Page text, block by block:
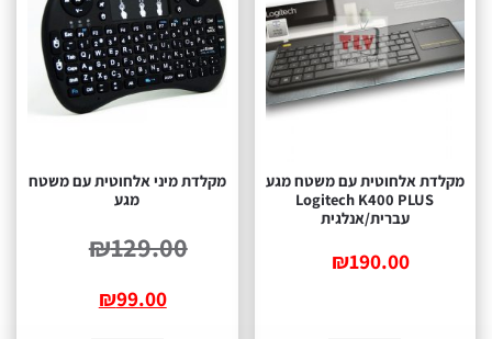
מקלדת אלחוטית עם משטח מגע
Logitech K400 PLUS
עברית/אנלגית
₪190.00
מקלדת מיני אלחוטית עם משטח
מגע
₪129.00
₪99.00